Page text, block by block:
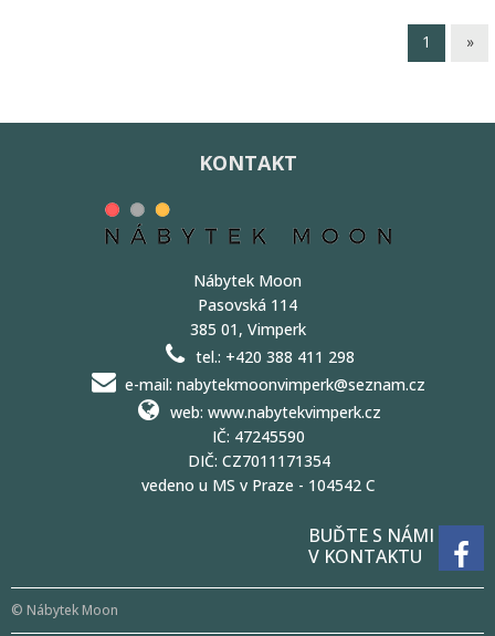
1 »
KONTAKT
Nábytek Moon
Pasovská 114
385 01, Vimperk
tel.: +420 388 411 298
e-mail: nabytekmoonvimperk@seznam.cz
web: www.nabytekvimperk.cz
IČ: 47245590
DIČ: CZ7011171354
vedeno u MS v Praze - 104542 C
BUĎTE S NÁMI
V KONTAKTU
© Nábytek Moon